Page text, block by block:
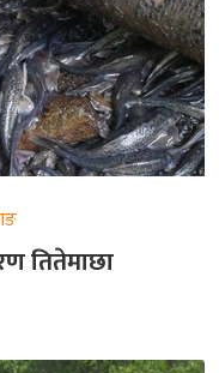
तितेमाछा